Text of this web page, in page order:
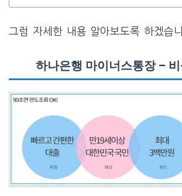
그럼 자세한 내용 알아보도록 하겠습
하나은행 마이너스통장 –